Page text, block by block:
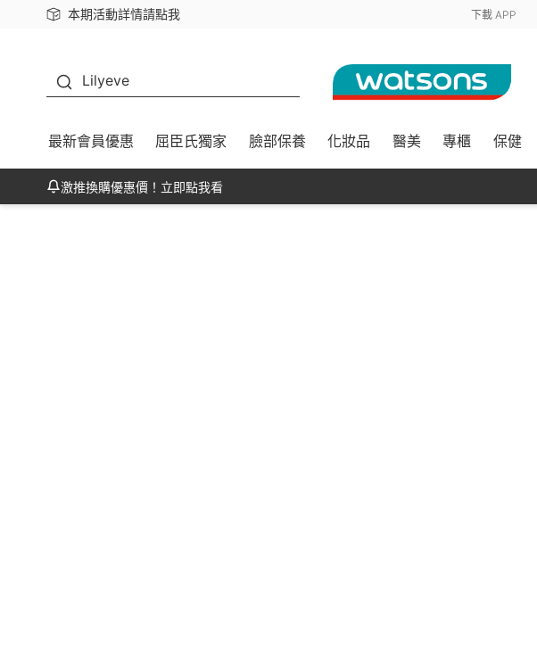
本期活動詳情請點我
下載app最高回饋$350 下載 APP
Lilyeve
最新會員優惠 屈臣氏獨家 臉部保養 化妝品 醫美 專櫃 保健
激推換購優惠價！立即點我看